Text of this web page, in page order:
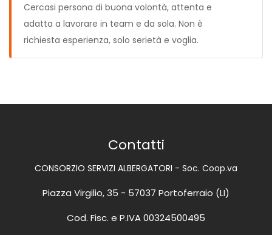
Cercasi persona di buona volontà, attenta e
adatta a lavorare in team e da sola. Non è
richiesta esperienza, solo serietà e voglia.
Contatti
CONSORZIO SERVIZI ALBERGATORI - Soc. Coop.va
Piazza Virgilio, 35 - 57037 Portoferraio (LI)
Cod. Fisc. e P.IVA 00324500495